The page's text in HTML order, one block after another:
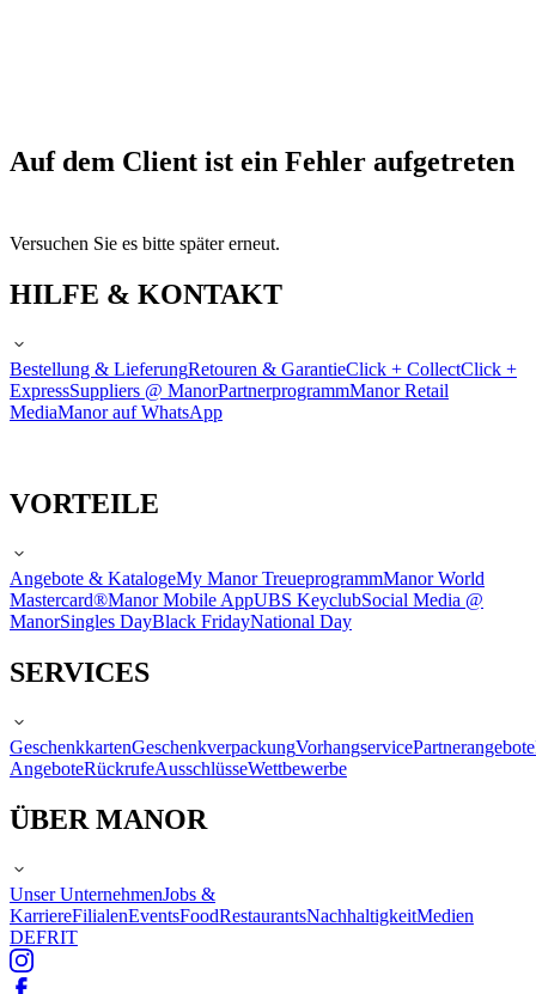
Auf dem Client ist ein Fehler aufgetreten
Versuchen Sie es bitte später erneut.
HILFE & KONTAKT
Bestellung & LieferungRetouren & GarantieClick + CollectClick +
ExpressSuppliers @ ManorPartnerprogrammManor Retail
MediaManor auf WhatsApp
VORTEILE
Angebote & KatalogeMy Manor TreueprogrammManor World
Mastercard®Manor Mobile AppUBS KeyclubSocial Media @
ManorSingles DayBlack FridayNational Day
SERVICES
GeschenkkartenGeschenkverpackungVorhangservicePartnerangebote
AngeboteRückrufeAusschlüsseWettbewerbe
ÜBER MANOR
Unser UnternehmenJobs &
KarriereFilialenEventsFoodRestaurantsNachhaltigkeitMedien
DEFRIT